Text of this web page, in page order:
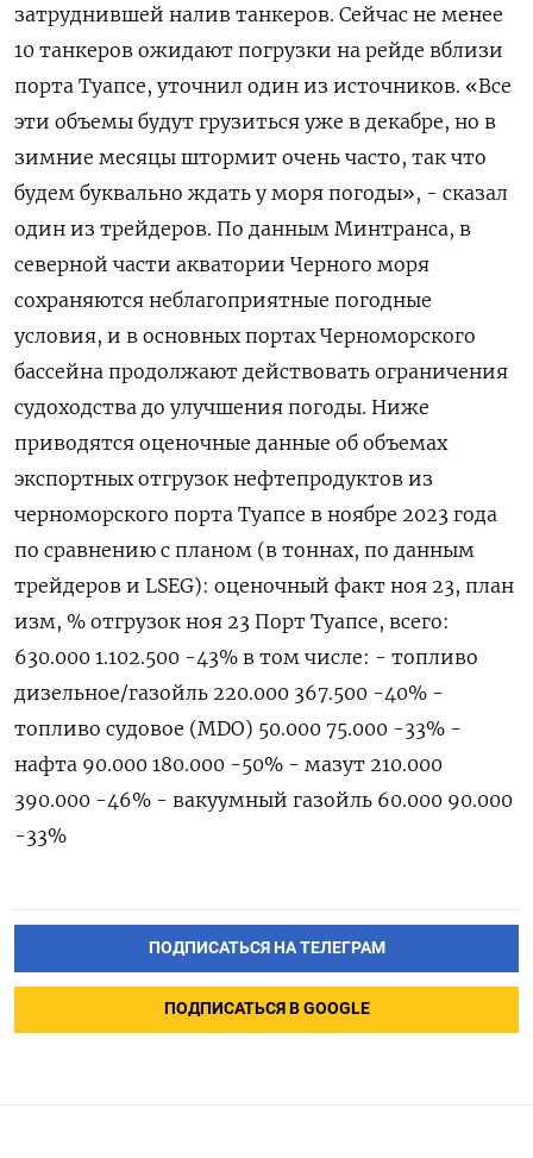
затруднившей налив танкеров. Сейчас не менее
10 танкеров ожидают погрузки на рейде вблизи
порта Туапсе, уточнил один из источников. «Все
эти объемы будут грузиться уже в декабре, но в
зимние месяцы штормит очень часто, так что
будем буквально ждать у моря погоды», - сказал
один из трейдеров. По данным Минтранса, в
северной части акватории Черного моря
сохраняются неблагоприятные погодные
условия, и в основных портах Черноморского
бассейна продолжают действовать ограничения
судоходства до улучшения погоды. Ниже
приводятся оценочные данные об объемах
экспортных отгрузок нефтепродуктов из
черноморского порта Туапсе в ноябре 2023 года
по сравнению с планом (в тоннах, по данным
трейдеров и LSEG): оценочный факт ноя 23, план
изм, % отгрузок ноя 23 Порт Туапсе, всего:
630.000 1.102.500 -43% в том числе: - топливо
дизельное/газойль 220.000 367.500 -40% -
топливо судовое (MDO) 50.000 75.000 -33% -
нафта 90.000 180.000 -50% - мазут 210.000
390.000 -46% - вакуумный газойль 60.000 90.000
-33%
ПОДПИСАТЬСЯ НА ТЕЛЕГРАМ
ПОДПИСАТЬСЯ В GOOGLE